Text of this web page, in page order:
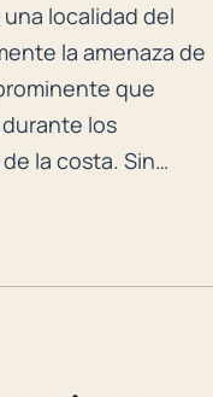
localidad del
localidad del
la amenaza de
que
los
la costa. Sin
que podrían